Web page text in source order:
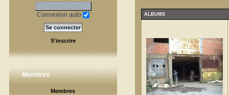
Connexion auto
S'inscrire
Membres
Membres
ALBUMS